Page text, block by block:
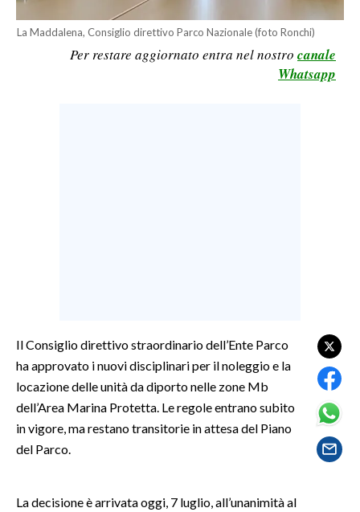
SPORT IN SARDEGNA
GOSSIP
SARDEGNA TURISMO
NOTIZIE
La Maddalena, Consiglio direttivo Parco Nazionale (foto Ronchi)
Per restare aggiornato entra nel nostro canale
Whatsapp
Il Consiglio direttivo straordinario dell’Ente Parco
ha approvato i nuovi disciplinari per il noleggio e la
locazione delle unità da diporto nelle zone Mb
dell’Area Marina Protetta. Le regole entrano subito
in vigore, ma restano transitorie in attesa del Piano
del Parco.
La decisione è arrivata oggi, 7 luglio, all’unanimità al